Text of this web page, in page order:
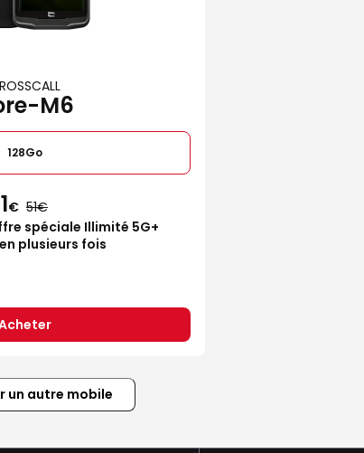
M6
128Go
1€ 51
spéciale Illimité 5G+
plusieurs fois
un autre mobile